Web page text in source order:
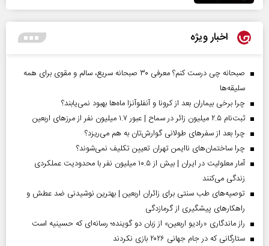
اخبار ویژه
صبحانه چی درست کنم؟ معرفی ۳۰ صبحانه سریع، سالم و مقوی برای همه
سلیقه‌ها
چرا برخی بیماران بعد از کرونا و آنفلوآنزا ماه‌ها بهبود نمی‌یابند؟
ثبت‌نام ۲.۵ میلیون زائر در سماح | عبور ۱.۷ میلیون نفر از مرز‌های اربعین
چرا بعد از سفرهای طولانی گوارش‌تان به هم می‌ریزد؟
چرا ساختمان‌های ناایمن تهران تعیین تکلیف نمی‌شوند؟
آمار معلولیت در ایران | بیش از ۱۰.۵ میلیون نفر با محدودیت عملکردی
زندگی می‌کنند
توصیه‌های طب سنتی برای زائران اربعین | بهترین نوشیدنی ضد عطش و
راهکارهای پیشگیری از گرمازدگی
راز ماندگاری «رادیو اربعین» از زبان دو گوینده؛ رسانه‌ای که حسینیه است
ستارگانی که در جام جهانی ۲۰۲۶ بازی نکردند